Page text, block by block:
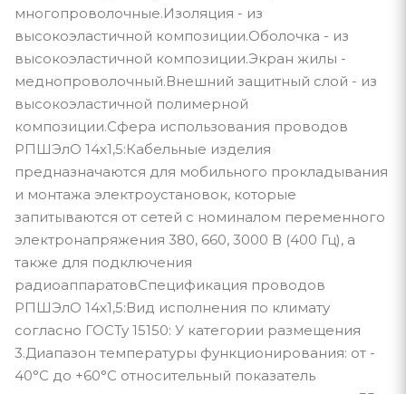
многопроволочные.Изоляция - из
высокоэластичной композиции.Оболочка - из
высокоэластичной композиции.Экран жилы -
меднопроволочный.Внешний защитный слой - из
высокоэластичной полимерной
композиции.Сфера использования проводов
РПШЭлО 14х1,5:Кабельные изделия
предназначаются для мобильного прокладывания
и монтажа электроустановок, которые
запитываются от сетей с номиналом переменного
электронапряжения 380, 660, 3000 В (400 Гц), а
также для подключения
радиоаппаратовСпецификация проводов
РПШЭлО 14х1,5:Вид исполнения по климату
согласно ГОСТу 15150: У категории размещения
3.Диапазон температуры функционирования: от -
40°С до +60°С относительный показатель